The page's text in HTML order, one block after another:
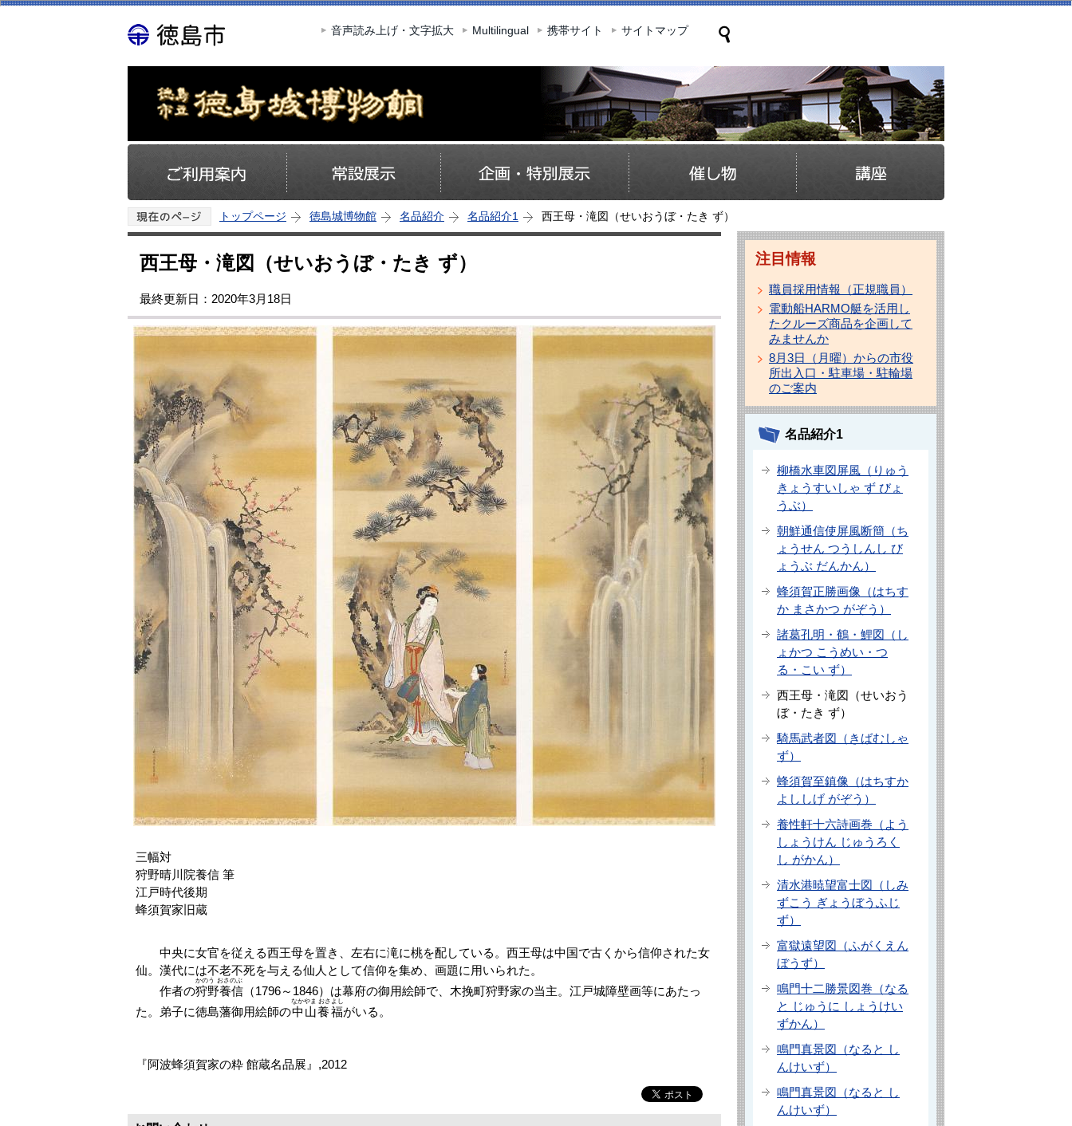
このページの本文へ移動
音声読み上げ・文字拡大 Multilingual 携帯サイト サイトマップ
トップページ 徳島城博物館 名品紹介 名品紹介1 西王母・滝図（せいおうぼ・たき ず）
西王母・滝図（せいおうぼ・たき ず）
最終更新日：2020年3月18日
三幅対
狩野晴川院養信 筆
江戸時代後期
蜂須賀家旧蔵
中央に女官を従える西王母を置き、左右に滝に桃を配している。西王母は中国で古くから信仰された女
仙。漢代には不老不死を与える仙人として信仰を集め、画題に用いられた。
作者の狩野養信
かのう おさのぶ
（1796～1846）は幕府の御用絵師で、木挽町狩野家の当主。江戸城障壁画等にあたっ
た。弟子に徳島藩御用絵師の中山養福
なかやま おさよし
がいる。
『阿波蜂須賀家の粋 館蔵名品展』,2012
注目情報
職員採用情報（正規職員）
電動船HARMO艇を活用し
たクルーズ商品を企画して
みませんか
8月3日（月曜）からの市役
所出入口・駐車場・駐輪場
のご案内
名品紹介1
柳橋水車図屏風（りゅう
きょうすいしゃ ず びょ
うぶ）
朝鮮通信使屏風断簡（ち
ょうせん つうしんし び
ょうぶ だんかん）
蜂須賀正勝画像（はちす
か まさかつ がぞう）
諸葛孔明・鶴・鯉図（し
ょかつ こうめい・つ
る・こい ず）
西王母・滝図（せいおう
ぼ・たき ず）
騎馬武者図（きばむしゃ
ず）
蜂須賀至鎮像（はちすか
よししげ がぞう）
養性軒十六詩画巻（よう
しょうけん じゅうろく
し がかん）
清水港暁望富士図（しみ
ずこう ぎょうぼうふじ
ず）
富獄遠望図（ふがくえん
ぼうず）
鳴門十二勝景図巻（なる
と じゅうに しょうけい
ずかん）
鳴門真景図（なると し
んけいず）
鳴門真景図（なると し
んけいず）